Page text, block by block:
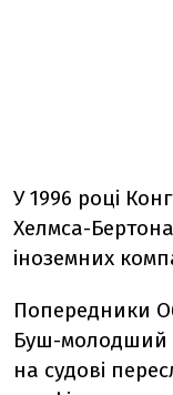
У 1996 році
Хелмса-
іноземних
Попередники
Буш-молодший
на судові